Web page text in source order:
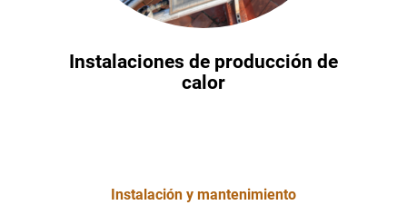
Instalaciones de producción de
calor
Instalación y mantenimiento